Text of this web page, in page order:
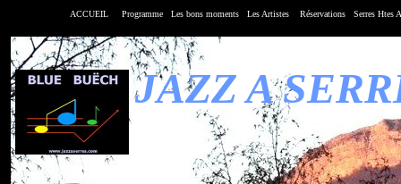
ACCUEIL Programme Les bons moments Les Artistes Réservations Serres Htes
JAZZ A